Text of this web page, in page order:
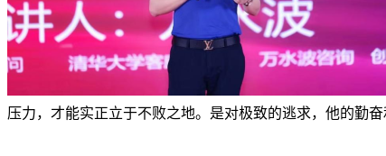
压力，才能实正立于不败之地。是对极致的逃求，他的勤